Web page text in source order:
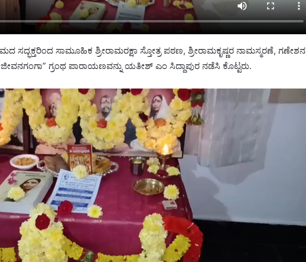
ಸದ್ಭಕ್ತರಿಂದ ಸಾಮೂಹಿಕ ಶ್ರೀರಾಮರಕ್ಷಾ ಸ್ತೋತ್ರ ಪಠಣ, ಶ್ರೀರಾಮಕೃಷ್ಣರ ನಾಮಸ್ಮರಣೆ, ಗಣೇಶನ
ಜೀವನಗಂಗಾ” ಗ್ರಂಥ ಪಾರಾಯಣವನ್ನು ಯತೀಶ್ ಎಂ ಸಿದ್ದಾಪುರ ನಡೆಸಿ ಕೊಟ್ಟರು.